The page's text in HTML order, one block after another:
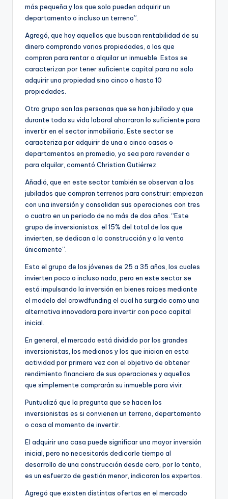
más pequeña y los que solo pueden adquirir un
departamento o incluso un terreno”.
Agregó, que hay aquellos que buscan rentabilidad de su
dinero comprando varias propiedades, o los que
compran para rentar o alquilar un inmueble. Estos se
caracterizan por tener suficiente capital para no solo
adquirir una propiedad sino cinco o hasta 10
propiedades.
Otro grupo son las personas que se han jubilado y que
durante toda su vida laboral ahorraron lo suficiente para
invertir en el sector inmobiliario. Este sector se
caracteriza por adquirir de una a cinco casas o
departamentos en promedio, ya sea para revender o
para alquilar, comentó Christian Gutiérrez.
Añadió, que en este sector también se observan a los
jubilados que compran terrenos para construir; empiezan
con una inversión y consolidan sus operaciones con tres
o cuatro en un periodo de no más de dos años. “Este
grupo de inversionistas, el 15% del total de los que
invierten, se dedican a la construcción y a la venta
únicamente”.
Esta el grupo de los jóvenes de 25 a 35 años, los cuales
invierten poco o incluso nada, pero en este sector se
está impulsando la inversión en bienes raíces mediante
el modelo del crowdfunding el cual ha surgido como una
alternativa innovadora para invertir con poco capital
inicial.
En general, el mercado está dividido por los grandes
inversionistas, los medianos y los que inician en esta
actividad por primera vez con el objetivo de obtener
rendimiento financiero de sus operaciones y aquellos
que simplemente comprarán su inmueble para vivir.
Puntualizó que la pregunta que se hacen los
inversionistas es si convienen un terreno, departamento
o casa al momento de invertir.
El adquirir una casa puede significar una mayor inversión
inicial, pero no necesitarás dedicarle tiempo al
desarrollo de una construcción desde cero, por lo tanto,
es un esfuerzo de gestión menor, indicaron los expertos.
Agregó que existen distintas ofertas en el mercado